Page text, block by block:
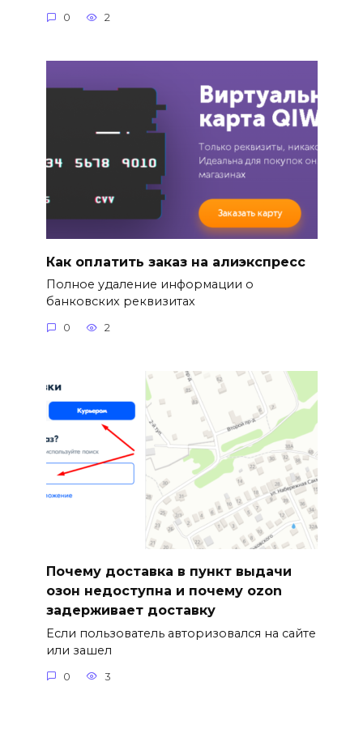
0 2
Как оплатить заказ на алиэкспресс
Полное удаление информации о
банковских реквизитах
0 2
Почему доставка в пункт выдачи
озон недоступна и почему ozon
задерживает доставку
Если пользователь авторизовался на сайте
или зашел
0 3